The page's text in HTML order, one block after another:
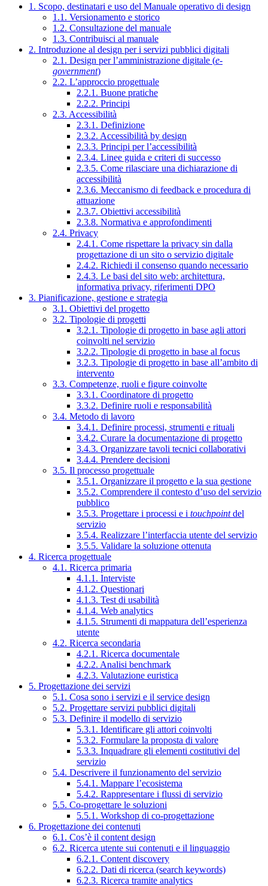
1. Scopo, destinatari e uso del Manuale operativo di design
1.1. Versionamento e storico
1.2. Consultazione del manuale
1.3. Contribuisci al manuale
2. Introduzione al design per i servizi pubblici digitali
2.1. Design per l’amministrazione digitale (e-
government)
2.2. L’approccio progettuale
2.2.1. Buone pratiche
2.2.2. Principi
2.3. Accessibilità
2.3.1. Definizione
2.3.2. Accessibilità by design
2.3.3. Principi per l’accessibilità
2.3.4. Linee guida e criteri di successo
2.3.5. Come rilasciare una dichiarazione di
accessibilità
2.3.6. Meccanismo di feedback e procedura di
attuazione
2.3.7. Obiettivi accessibilità
2.3.8. Normativa e approfondimenti
2.4. Privacy
2.4.1. Come rispettare la privacy sin dalla
progettazione di un sito o servizio digitale
2.4.2. Richiedi il consenso quando necessario
2.4.3. Le basi del sito web: architettura,
informativa privacy, riferimenti DPO
3. Pianificazione, gestione e strategia
3.1. Obiettivi del progetto
3.2. Tipologie di progetti
3.2.1. Tipologie di progetto in base agli attori
coinvolti nel servizio
3.2.2. Tipologie di progetto in base al focus
3.2.3. Tipologie di progetto in base all’ambito di
intervento
3.3. Competenze, ruoli e figure coinvolte
3.3.1. Coordinatore di progetto
3.3.2. Definire ruoli e responsabilità
3.4. Metodo di lavoro
3.4.1. Definire processi, strumenti e rituali
3.4.2. Curare la documentazione di progetto
3.4.3. Organizzare tavoli tecnici collaborativi
3.4.4. Prendere decisioni
3.5. Il processo progettuale
3.5.1. Organizzare il progetto e la sua gestione
3.5.2. Comprendere il contesto d’uso del servizio
pubblico
3.5.3. Progettare i processi e i touchpointdel
servizio
3.5.4. Realizzare l’interfaccia utente del servizio
3.5.5. Validare la soluzione ottenuta
4. Ricerca progettuale
4.1. Ricerca primaria
4.1.1. Interviste
4.1.2. Questionari
4.1.3. Test di usabilità
4.1.4. Web analytics
4.1.5. Strumenti di mappatura dell’esperienza
utente
4.2. Ricerca secondaria
4.2.1. Ricerca documentale
4.2.2. Analisi benchmark
4.2.3. Valutazione euristica
5. Progettazione dei servizi
5.1. Cosa sono i servizi e il service design
5.2. Progettare servizi pubblici digitali
5.3. Definire il modello di servizio
5.3.1. Identificare gli attori coinvolti
5.3.2. Formulare la proposta di valore
5.3.3. Inquadrare gli elementi costitutivi del
servizio
5.4. Descrivere il funzionamento del servizio
5.4.1. Mappare l’ecosistema
5.4.2. Rappresentare i flussi di servizio
5.5. Co-progettare le soluzioni
5.5.1. Workshop di co-progettazione
6. Progettazione dei contenuti
6.1. Cos’è il content design
6.2. Ricerca utente sui contenuti e il linguaggio
6.2.1. Content discovery
6.2.2. Dati di ricerca (search keywords)
6.2.3. Ricerca tramite analytics